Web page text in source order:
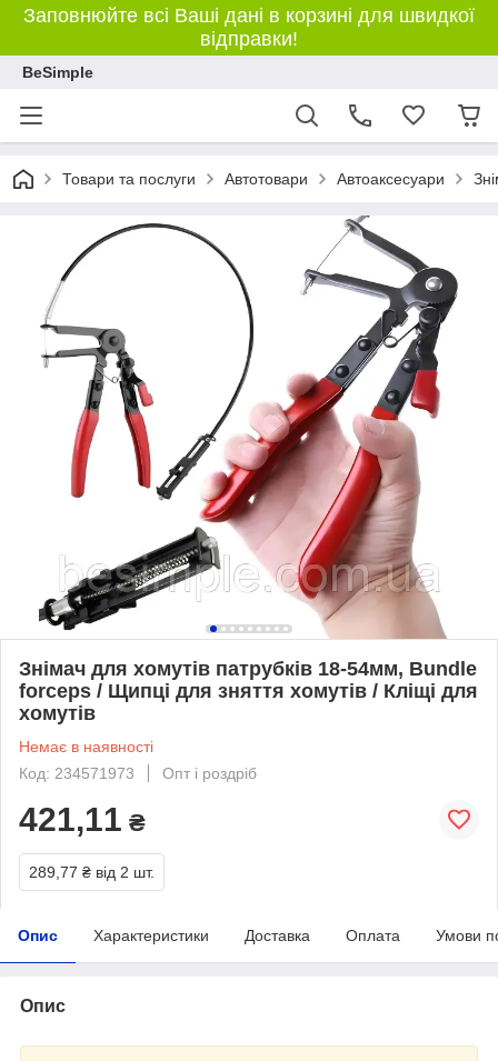
Заповнюйте всі Ваші дані в корзині для швидкої
відправки!
BeSimple
Товари та послуги Автотовари Автоаксесуари
Знімач для хомутів патрубків 18-54мм, Bundle
forceps / Щипці для зняття хомутів / Кліщі для
хомутів
Немає в наявності
Код: 234571973
Опт і роздріб
421,11 ₴
289,77 ₴ від 2 шт.
Опис Характеристики Доставка Оплата Умови
Опис